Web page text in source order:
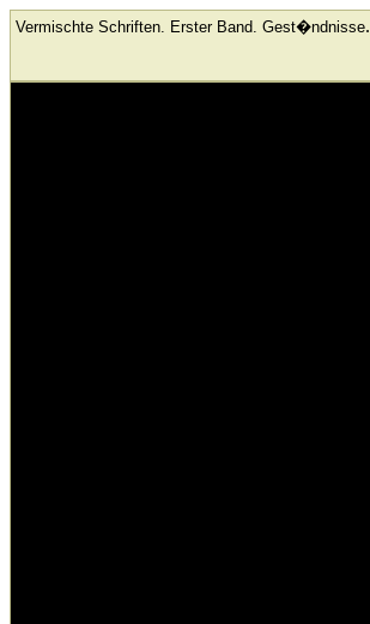
Vermischte Schriften. Erster Band. Gest�ndnisse.